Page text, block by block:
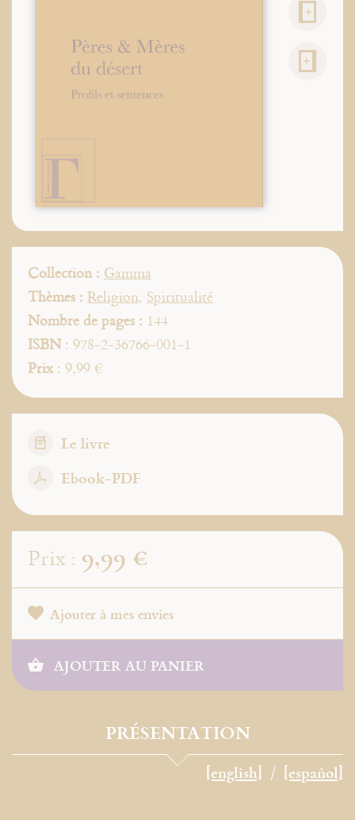
Collection : Gamma
Thèmes : Religion, Spiritualité
Nombre de pages : 144
ISBN: 978-2-36766-001-1
Prix: 9,99 €
Le livre
Ebook-PDF
Prix : 9,99 €
Ajouter à mes envies
AJOUTER AU PANIER
PRÉSENTATION
[english] [español]